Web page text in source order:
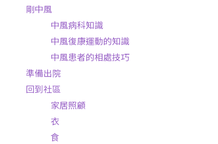
剛中風
中風病科知識
中風復康運動的知識
中風患者的相處技巧
準備出院
回到社區
家居照顧
衣
食